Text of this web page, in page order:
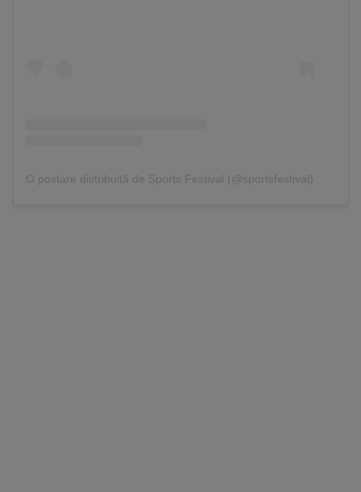
O postare distribuită de Sports Festival (@sportsfestival)